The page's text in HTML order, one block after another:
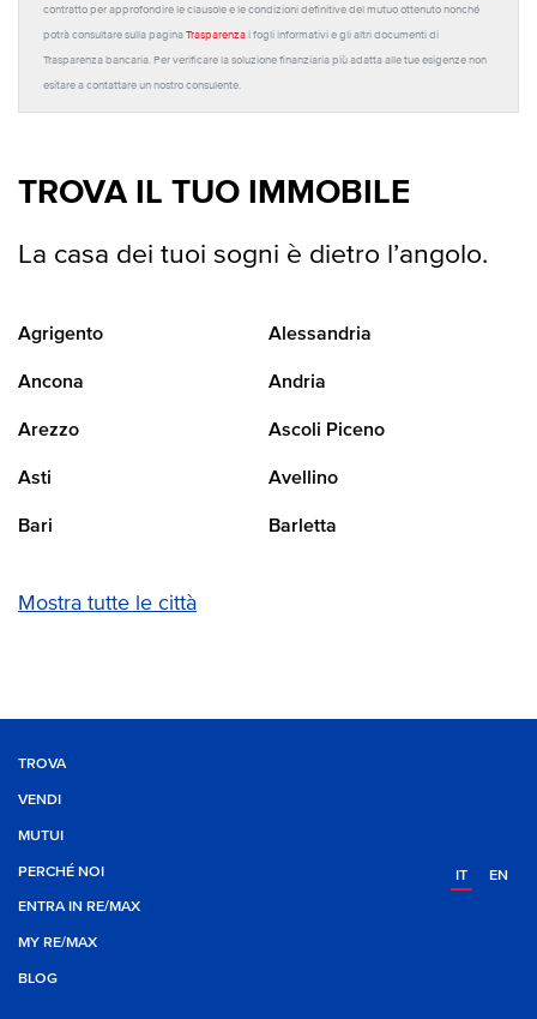
contratto per approfondire le clausole e le condizioni definitive del mutuo ottenuto nonché
potrà consultare sulla pagina Trasparenza i fogli informativi e gli altri documenti di
Trasparenza bancaria. Per verificare la soluzione finanziaria più adatta alle tue esigenze non
esitare a contattare un nostro consulente.
TROVA IL TUO IMMOBILE
La casa dei tuoi sogni è dietro l’angolo.
Agrigento Alessandria
Ancona Andria
Arezzo Ascoli Piceno
Asti Avellino
Bari Barletta
Mostra tutte le città
TROVA
VENDI
MUTUI
PERCHÉ NOI
ENTRA IN RE/MAX
MY RE/MAX
BLOG
IT EN